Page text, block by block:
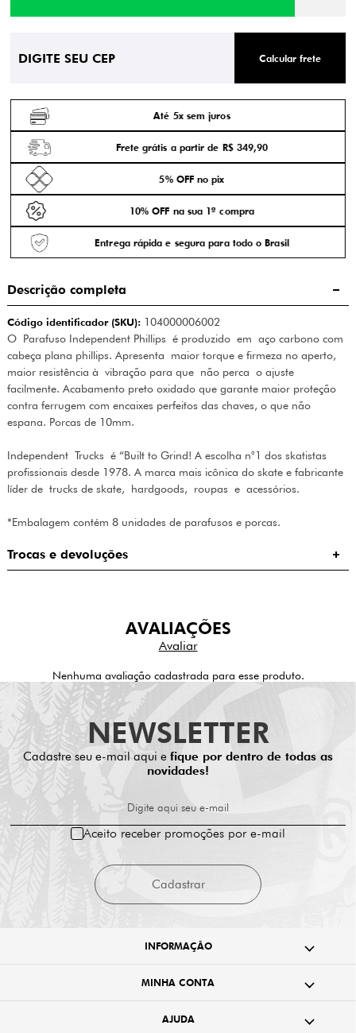
Calcular frete
Até 5x sem juros
Frete grátis a partir de R$ 349,90
5% OFF no pix
10% OFF na sua 1ª compra
Entrega rápida e segura para todo o Brasil
Descrição completa
Código identificador (SKU):104000006002
O Parafuso Independent Phillips é produzido em aço carbono com
cabeça plana phillips. Apresenta maior torque e firmeza no aperto,
maior resistência à vibração para que não perca o ajuste
facilmente. Acabamento preto oxidado que garante maior proteção
contra ferrugem com encaixes perfeitos das chaves, o que não
espana. Porcas de 10mm.
Independent Trucks é “Built to Grind! A escolha n°1 dos skatistas
profissionais desde 1978. A marca mais icônica do skate e fabricante
líder de trucks de skate, hardgoods, roupas e acessórios.
*Embalagem contém 8 unidades de parafusos e porcas.
Trocas e devoluções
AVALIAÇÕES
Nenhuma avaliação cadastrada para esse produto.
NEWSLETTER
Cadastre seu e-mail aqui e fique por dentro de todas as
novidades!
Digite aqui seu e-mail
Cadastrar
Aceito receber promoções por e-mail
INFORMAÇÃO
MINHA CONTA
AJUDA